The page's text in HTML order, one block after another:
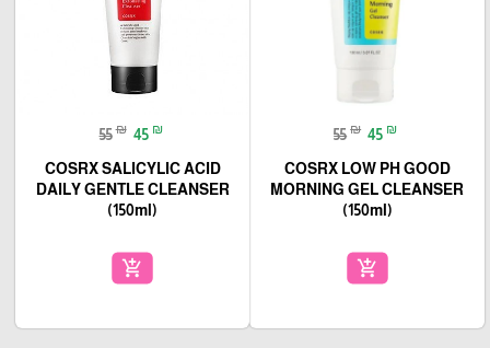
55 ₪ 45 ₪
COSRX LOW PH GOOD
MORNING GEL CLEANSER
(150ml)
add_shopping_cart
55 ₪ 45 ₪
COSRX SALICYLIC ACID
DAILY GENTLE CLEANSER
(150ml)
add_shopping_cart